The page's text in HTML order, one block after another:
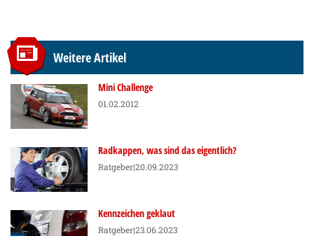
Weitere Artikel
Mini Challenge
01.02.2012
Radkappen, was sind das eigentlich?
Ratgeber|20.09.2023
Kennzeichen geklaut
Ratgeber|23.06.2023